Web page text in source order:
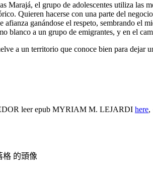
Marajá, el grupo de adolescentes utiliza las
Quieren hacerse con una parte del
afianza ganándose el respeto, sembrando
blanco a un grupo de emigrantes, y en el
a un territorio que conoce bien para dejar
leer epub MYRIAM M. LEJARDI here,